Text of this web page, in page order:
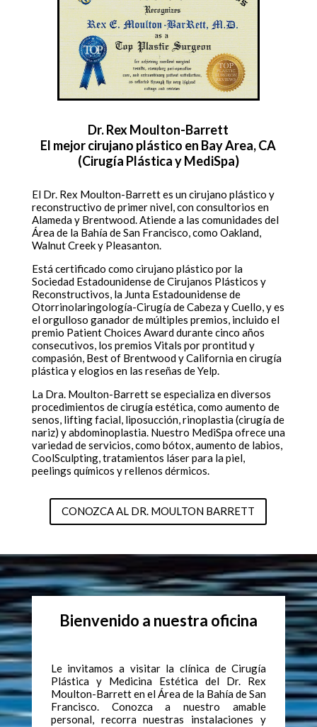
Dr. Rex Moulton-Barrett
El mejor cirujano plástico en Bay Area, CA
(Cirugía Plástica y MediSpa)
El Dr. Rex Moulton-Barrett es un cirujano plástico y
reconstructivo de primer nivel, con consultorios en
Alameda y Brentwood. Atiende a las comunidades del
Área de la Bahía de San Francisco, como Oakland,
Walnut Creek y Pleasanton.
Está certificado como cirujano plástico por la
Sociedad Estadounidense de Cirujanos Plásticos y
Reconstructivos, la Junta Estadounidense de
Otorrinolaringología-Cirugía de Cabeza y Cuello, y es
el orgulloso ganador de múltiples premios, incluido el
premio Patient Choices Award durante cinco años
consecutivos, los premios Vitals por prontitud y
compasión, Best of Brentwood y California en cirugía
plástica y elogios en las reseñas de Yelp.
La Dra. Moulton-Barrett se especializa en diversos
procedimientos de cirugía estética, como aumento de
senos, lifting facial, liposucción, rinoplastia (cirugía de
nariz) y abdominoplastia. Nuestro MediSpa ofrece una
variedad de servicios, como bótox, aumento de labios,
CoolSculpting, tratamientos láser para la piel,
peelings químicos y rellenos dérmicos.
CONOZCA AL DR. MOULTON BARRETT
Bienvenido a nuestra oficina
Le invitamos a visitar la clínica de Cirugía
Plástica y Medicina Estética del Dr. Rex
Moulton-Barrett en el Área de la Bahía de San
Francisco. Conozca a nuestro amable
personal, recorra nuestras instalaciones y